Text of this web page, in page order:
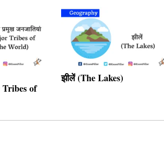
Tribes of
झीलें (The Lakes)